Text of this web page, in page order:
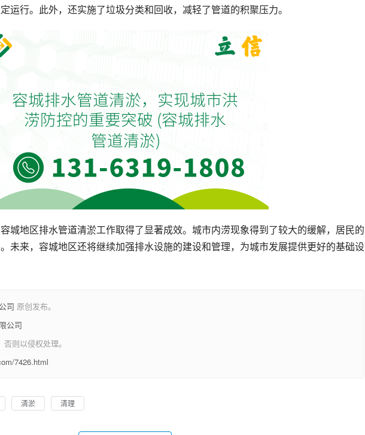
运行。此外，还实施了垃圾分类和回收，减轻了管道的积聚压力。
城地区排水管道清淤工作取得了显著成效。城市内涝现象得到了较大的缓解，居民的
未来，容城地区还将继续加强排水设施的建设和管理，为城市发展提供更好的基础设
司 原创发布。
公司
则以侵权处理。
7426.html
清淤 清理